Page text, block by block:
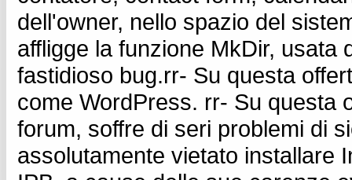
dell'owner, nello spazio del
affligge la funzione MkDir, usata
fastidioso bug.rr- Su questa
come WordPress. rr- Su questa
forum, soffre di seri problemi di
assolutamente vietato installare